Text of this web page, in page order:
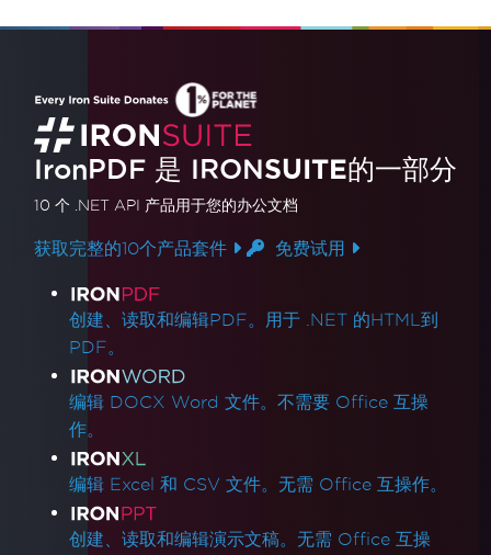
IronPDF 是 IRONSUITE的一部分
10 个 .NET API 产品用于您的办公文档
获取完整的10个产品套件 免费试用
产品链接
创建、读取和编辑PDF。用于 .NET 的HTML到
PDF。
编辑 DOCX Word 文件。不需要 Office 互操
作。
编辑 Excel 和 CSV 文件。无需 Office 互操作。
创建、读取和编辑演示文稿。无需 Office 互操